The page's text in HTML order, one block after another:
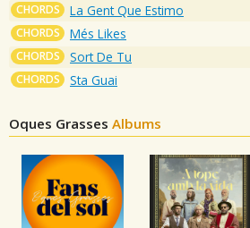
CHORDS La Gent Que Estimo
CHORDS Més Likes
CHORDS Sort De Tu
CHORDS Sta Guai
Oques Grasses Albums